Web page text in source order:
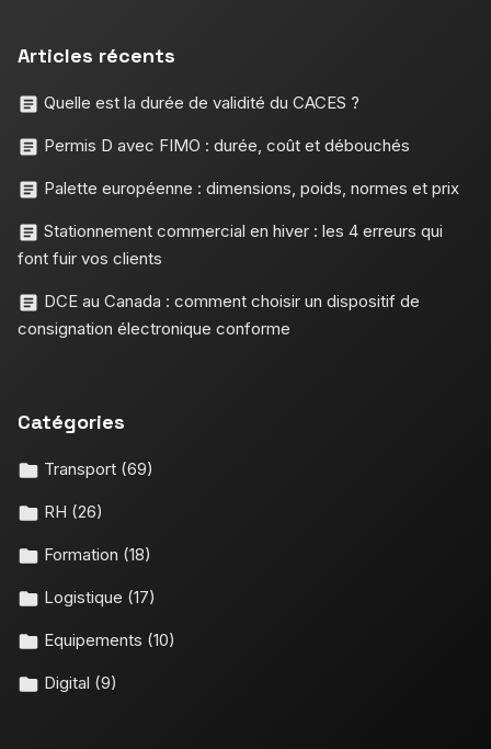
Articles récents
Quelle est la durée de validité du CACES ?
Permis D avec FIMO : durée, coût et débouchés
Palette européenne : dimensions, poids, normes et prix
Stationnement commercial en hiver : les 4 erreurs qui
font fuir vos clients
DCE au Canada : comment choisir un dispositif de
consignation électronique conforme
Catégories
Transport (69)
RH (26)
Formation (18)
Logistique (17)
Equipements (10)
Digital (9)